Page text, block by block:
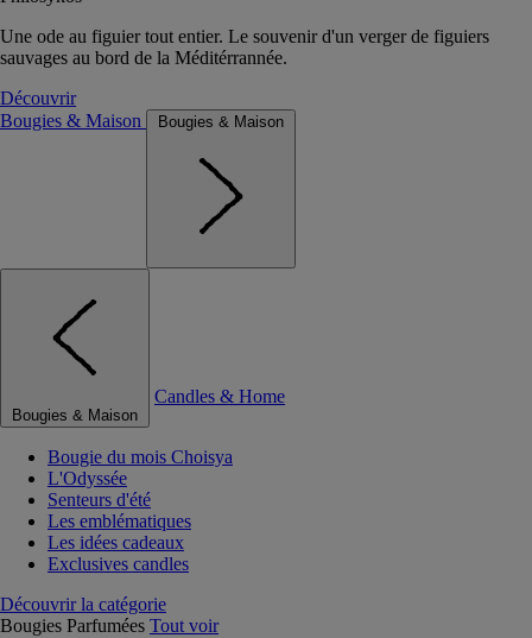
Une ode au figuier tout entier. Le souvenir d'un verger de figuiers
sauvages au bord de la Méditérrannée.
Découvrir
Bougies & Maison
Bougies & Maison
Bougies & Maison
Candles & Home
Bougie du mois Choisya
L'Odyssée
Senteurs d'été
Les emblématiques
Les idées cadeaux
Exclusives candles
Découvrir la catégorie
Bougies Parfumées Tout voir